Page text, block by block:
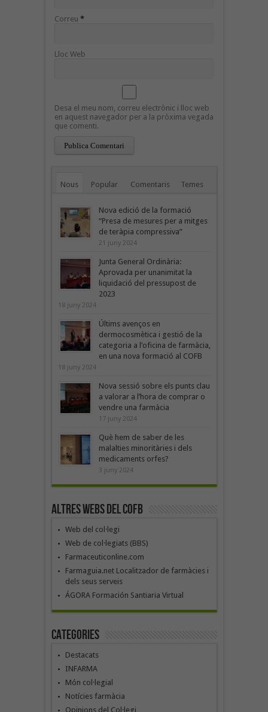
Correu *
Lloc Web
Desa el meu nom, correu electrònic i lloc web
en aquest navegador per a la pròxima vegada
que comenti.
Nous Popular Comentaris Temes
Nova edició de la formació
“Presa de mesures per a mitges
de teràpia compressiva”
21 juny 2024
Junta General Ordinària:
Aprovada per unanimitat la
liquidació del pressupost de
2023
18 juny 2024
Últims avenços en
dermocosmètica i gestió de la
categoria a l’oficina de farmàcia,
en una nova formació al COFB
18 juny 2024
Nova sessió sobre els punts clau
a valorar a l’hora de comprar o
vendre una farmàcia
17 juny 2024
Què hem de saber de les
malalties minoritàries i dels
medicaments orfes?
3 juny 2024
Altres webs del COFB
Web del col·legi
Web de col·legiats (BBS)
Farmaceuticonline.com
Farmaguia.net Localitzador de farmàcies i
dels seus serveis
ÁGORA Formación Santiaria Virtual
Categories
Destacats
INFARMA
Món col·legial
Notícies farmàcia
Opinions del Col·legi